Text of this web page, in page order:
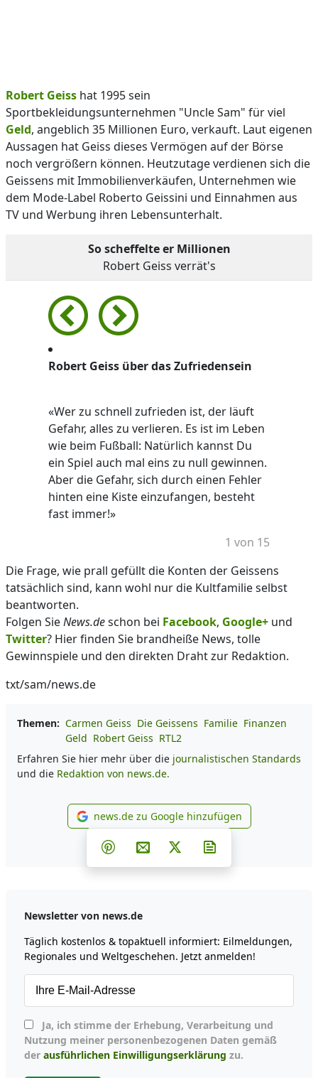
Robert Geiss hat 1995 sein
Sportbekleidungsunternehmen "Uncle Sam" für viel
Geld, angeblich 35 Millionen Euro, verkauft. Laut eigenen
Aussagen hat Geiss dieses Vermögen auf der Börse
noch vergrößern können. Heutzutage verdienen sich die
Geissens mit Immobilienverkäufen, Unternehmen wie
dem Mode-Label Roberto Geissini und Einnahmen aus
TV und Werbung ihren Lebensunterhalt.
So scheffelte er Millionen
Robert Geiss verrät's
Robert Geiss über das Zufriedensein
«Wer zu schnell zufrieden ist, der läuft
Gefahr, alles zu verlieren. Es ist im Leben
wie beim Fußball: Natürlich kannst Du
ein Spiel auch mal eins zu null gewinnen.
Aber die Gefahr, sich durch einen Fehler
hinten eine Kiste einzufangen, besteht
fast immer!»
1 von 15
Die Frage, wie prall gefüllt die Konten der Geissens
tatsächlich sind, kann wohl nur die Kultfamilie selbst
beantworten.
Folgen SieNews.deschon bei Facebook, Google+ und
Twitter? Hier finden Sie brandheiße News, tolle
Gewinnspiele und den direkten Draht zur Redaktion.
txt/sam/news.de
Themen: Carmen Geiss Die Geissens Familie Finanzen
Geld Robert Geiss RTL2
Erfahren Sie hier mehr über die journalistischen Standards
und die Redaktion von news.de.
news.de zu Google
news.de zu Google hinzufügen
Teilen auf Facebook
Teilen auf Whatsapp
Teilen auf Telegram
Teilen auf Pinterest
Per E-Mail teilen
Post auf X
Newsletter von news.de
Täglich kostenlos & topaktuell informiert: Eilmeldungen,
Regionales und Weltgeschehen. Jetzt anmelden!
Nutzung meiner personenbezogenen Daten gemäß
der ausführlichen Einwilligungserklärung zu.